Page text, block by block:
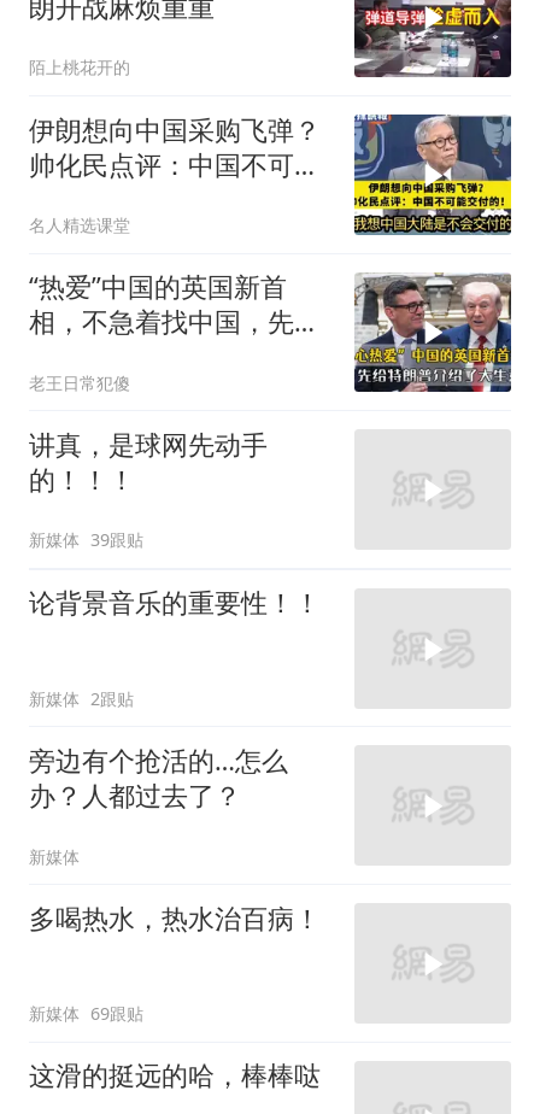
陌上桃花开的
伊朗想向中国采购飞弹？
帅化民点评：中国不可能
名人精选课堂
“热爱”中国的英国新首
相，不急着找中国，先给
老王日常犯傻
讲真，是球网先动手
的！！！
新媒体 39跟贴
论背景音乐的重要性！！
新媒体 2跟贴
旁边有个抢活的…怎么
办？人都过去了？
新媒体
多喝热水，热水治百病！
新媒体 69跟贴
这滑的挺远的哈，棒棒哒